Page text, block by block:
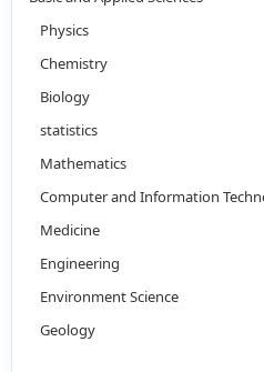
Physics
Chemistry
Biology
statistics
Mathematics
Computer and Information
Medicine
Engineering
Environment Science
Geology